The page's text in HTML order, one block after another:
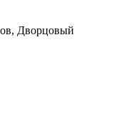
Дворцовый